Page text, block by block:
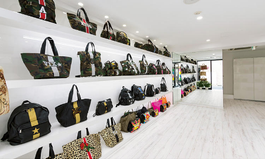
ABOUT SITE
サイトマップ